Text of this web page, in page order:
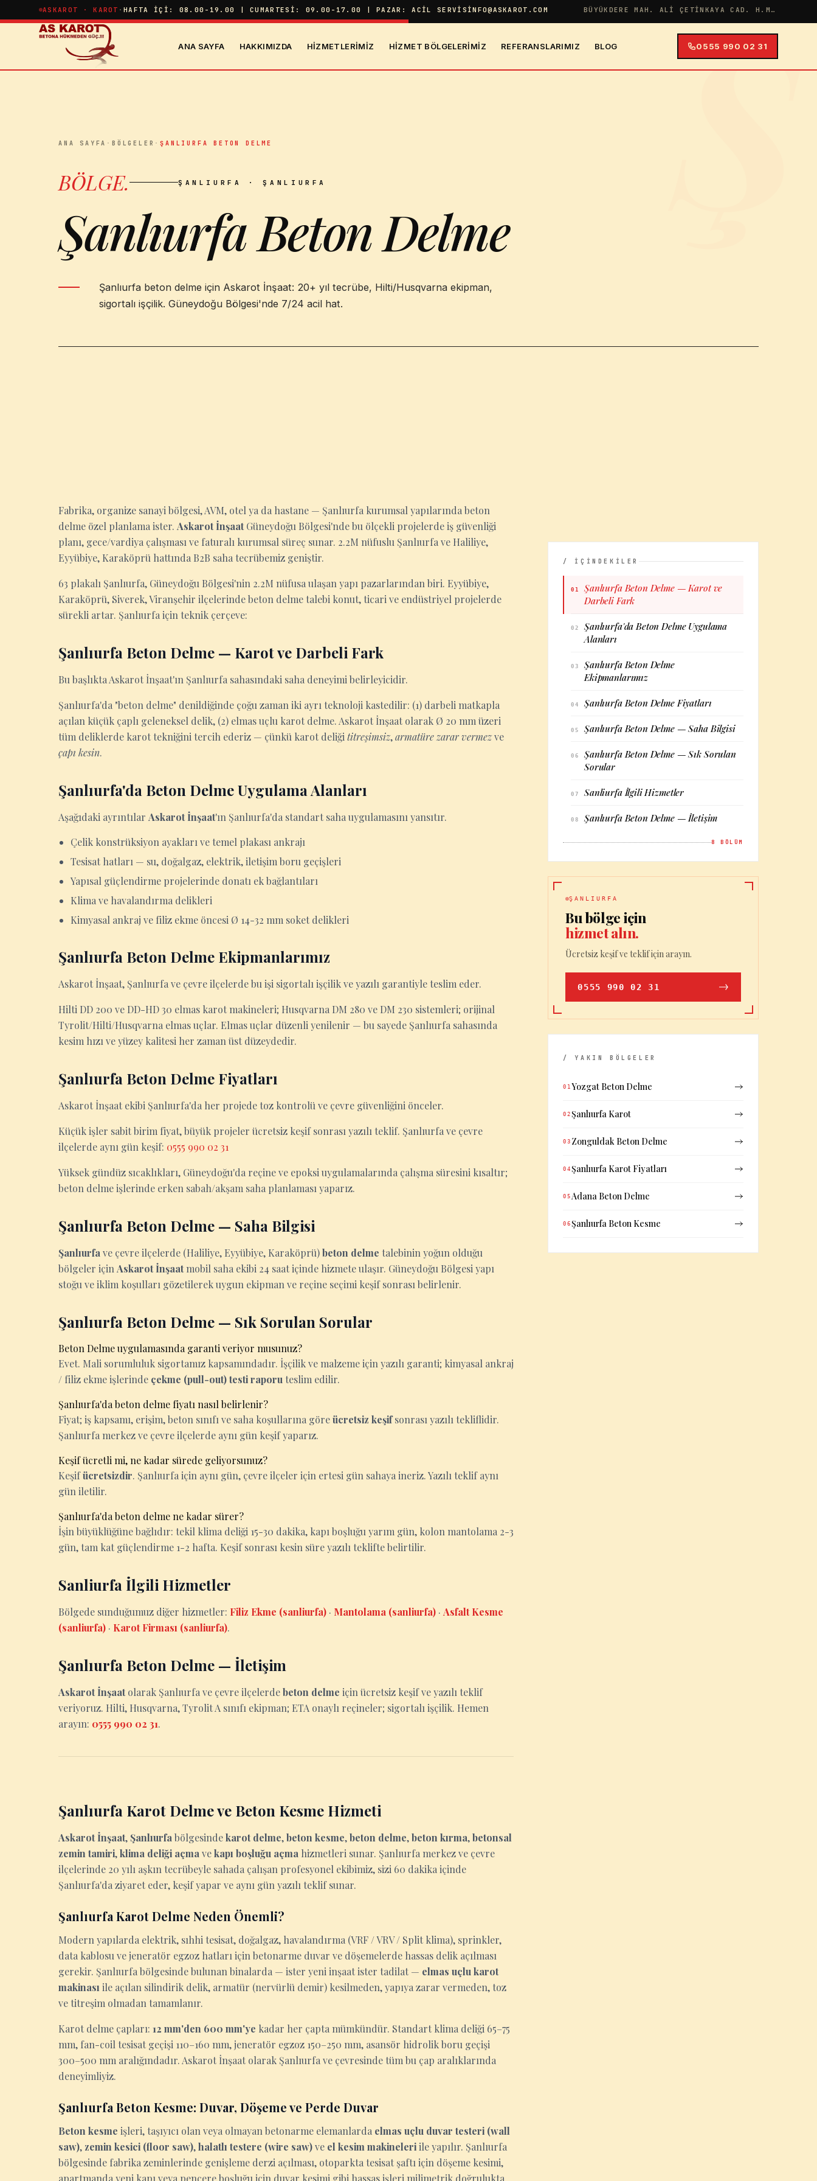
İçeriğe atlaASKAROT · KAROT ·HAFTA İÇI: 08.00-19.00 | CUMARTESI: 09.00-17.00 | PAZAR: ACIL SERVIS INFO@ASKAROT.COM BÜYÜKDERE MAH. ALI ÇETINKAYA CAD. H.MERYEM APT NO:38 İÇ KAPI NO:4
ANA SAYFA HAKKIMIZDA HIZMETLERIMIZ HIZMET BÖLGELERIMIZ REFERANSLARIMIZ BLOG 0555 990 02 31
Ş
ANA SAYFA ·BÖLGELER ·ŞANLIURFA BETON DELME
BÖLGE. ŞANLIURFA · ŞANLIURFA
Şanlıurfa Beton Delme
Şanlıurfa beton delme için Askarot İnşaat: 20+ yıl tecrübe, Hilti/Husqvarna ekipman,
sigortalı işçilik. Güneydoğu Bölgesi'nde 7/24 acil hat.
Fabrika, organize sanayi bölgesi, AVM, otel ya da hastane — Şanlıurfa kurumsal yapılarında beton
delme özel planlama ister. Askarot İnşaatGüneydoğu Bölgesi'nde bu ölçekli projelerde iş güvenliği
planı, gece/vardiya çalışması ve faturalı kurumsal süreç sunar. 2.2M nüfuslu Şanlıurfa ve Haliliye,
Eyyübiye, Karaköprü hattında B2B saha tecrübemiz geniştir.
63 plakalı Şanlıurfa, Güneydoğu Bölgesi'nin 2.2M nüfusa ulaşan yapı pazarlarından biri. Eyyübiye,
Karaköprü, Siverek, Viranşehir ilçelerinde beton delme talebi konut, ticari ve endüstriyel projelerde
sürekli artar. Şanlıurfa için teknik çerçeve:
Şanlıurfa Beton Delme — Karot ve Darbeli Fark
Bu başlıkta Askarot İnşaat'ın Şanlıurfa sahasındaki saha deneyimi belirleyicidir.
Şanlıurfa'da "beton delme" denildiğinde çoğu zaman iki ayrı teknoloji kastedilir: (1) darbeli matkapla
açılan küçük çaplı geleneksel delik, (2) elmas uçlu karot delme. Askarot İnşaat olarak Ø 20 mm üzeri
tüm deliklerde karot tekniğini tercih ederiz — çünkü karot deliği titreşimsiz,armatüre zarar vermezve
çapı kesin.
Şanlıurfa'da Beton Delme Uygulama Alanları
Aşağıdaki ayrıntılar Askarot İnşaat'ın Şanlıurfa'da standart saha uygulamasını yansıtır.
Çelik konstrüksiyon ayakları ve temel plakası ankrajı
Tesisat hatları — su, doğalgaz, elektrik, iletişim boru geçişleri
Yapısal güçlendirme projelerinde donatı ek bağlantıları
Klima ve havalandırma delikleri
Kimyasal ankraj ve filiz ekme öncesi Ø 14-32 mm soket delikleri
Şanlıurfa Beton Delme Ekipmanlarımız
Askarot İnşaat, Şanlıurfa ve çevre ilçelerde bu işi sigortalı işçilik ve yazılı garantiyle teslim eder.
Hilti DD 200 ve DD-HD 30 elmas karot makineleri; Husqvarna DM 280 ve DM 230 sistemleri; orijinal
Tyrolit/Hilti/Husqvarna elmas uçlar. Elmas uçlar düzenli yenilenir — bu sayede Şanlıurfa sahasında
kesim hızı ve yüzey kalitesi her zaman üst düzeydedir.
Şanlıurfa Beton Delme Fiyatları
Askarot İnşaat ekibi Şanlıurfa'da her projede toz kontrolü ve çevre güvenliğini önceler.
Küçük işler sabit birim fiyat, büyük projeler ücretsiz keşif sonrası yazılı teklif. Şanlıurfa ve çevre
ilçelerde aynı gün keşif: 0555 990 02 31
Yüksek gündüz sıcaklıkları, Güneydoğu'da reçine ve epoksi uygulamalarında çalışma süresini kısaltır;
beton delme işlerinde erken sabah/akşam saha planlaması yaparız.
Şanlıurfa Beton Delme — Saha Bilgisi
Şanlıurfa ve çevre ilçelerde (Haliliye, Eyyübiye, Karaköprü)beton delme talebinin yoğun olduğu
bölgeler için Askarot İnşaatmobil saha ekibi 24 saat içinde hizmete ulaşır. Güneydoğu Bölgesi yapı
stoğu ve iklim koşulları gözetilerek uygun ekipman ve reçine seçimi keşif sonrası belirlenir.
Şanlıurfa Beton Delme — Sık Sorulan Sorular
Beton Delme uygulamasında garanti veriyor musunuz?
Evet. Mali sorumluluk sigortamız kapsamındadır. İşçilik ve malzeme için yazılı garanti; kimyasal ankraj
/ filiz ekme işlerinde çekme (pull-out) testi raporu teslim edilir.
Şanlıurfa'da beton delme fiyatı nasıl belirlenir?
Fiyat; iş kapsamı, erişim, beton sınıfı ve saha koşullarına göreücretsiz keşifsonrası yazılı tekliflidir.
Şanlıurfa merkez ve çevre ilçelerde aynı gün keşif yaparız.
Keşif ücretli mi, ne kadar sürede geliyorsunuz?
Keşifücretsizdir. Şanlıurfa için aynı gün, çevre ilçeler için ertesi gün sahaya ineriz. Yazılı teklif aynı
gün iletilir.
Şanlıurfa'da beton delme ne kadar sürer?
İşin büyüklüğüne bağlıdır: tekil klima deliği 15-30 dakika, kapı boşluğu yarım gün, kolon mantolama 2-3
gün, tam kat güçlendirme 1-2 hafta. Keşif sonrası kesin süre yazılı teklifte belirtilir.
Sanliurfa İlgili Hizmetler
Bölgede sunduğumuz diğer hizmetler: Filiz Ekme (sanliurfa) · Mantolama (sanliurfa) · Asfalt Kesme
(sanliurfa) · Karot Firması (sanliurfa).
Şanlıurfa Beton Delme — İletişim
Askarot İnşaatolarak Şanlıurfa ve çevre ilçelerdebeton delme için ücretsiz keşif ve yazılı teklif
veriyoruz. Hilti, Husqvarna, Tyrolit A sınıfı ekipman; ETA onaylı reçineler; sigortalı işçilik. Hemen
arayın: 0555 990 02 31.
Şanlıurfa Karot Delme ve Beton Kesme Hizmeti
Askarot İnşaat, Şanlıurfa bölgesindekarot delme,beton kesme,beton delme,beton kırma,betonsal
zemin tamiri,klima deliği açma vekapı boşluğu açma hizmetleri sunar. Şanlıurfa merkez ve çevre
ilçelerinde 20 yılı aşkın tecrübeyle sahada çalışan profesyonel ekibimiz, sizi 60 dakika içinde
Şanlıurfa'da ziyaret eder, keşif yapar ve aynı gün yazılı teklif sunar.
Şanlıurfa Karot Delme Neden Önemli?
Modern yapılarda elektrik, sıhhi tesisat, doğalgaz, havalandırma (VRF / VRV / Split klima), sprinkler,
data kablosu ve jeneratör egzoz hatları için betonarme duvar ve döşemelerde hassas delik açılması
gerekir. Şanlıurfa bölgesinde bulunan binalarda — ister yeni inşaat ister tadilat — elmas uçlu karot
makinası ile açılan silindirik delik, armatür (nervürlü demir) kesilmeden, yapıya zarar vermeden, toz
ve titreşim olmadan tamamlanır.
Karot delme çapları: 12 mm'den 600 mm'ye kadar her çapta mümkündür. Standart klima deliği 65–75
mm, fan-coil tesisat geçişi 110–160 mm, jeneratör egzoz 150–250 mm, asansör hidrolik boru geçişi
300–500 mm aralığındadır. Askarot İnşaat olarak Şanlıurfa ve çevresinde tüm bu çap aralıklarında
deneyimliyiz.
Şanlıurfa Beton Kesme: Duvar, Döşeme ve Perde Duvar
Beton kesme işleri, taşıyıcı olan veya olmayan betonarme elemanlarda elmas uçlu duvar testeri (wall
saw), zemin kesici (floor saw),halatlı testere (wire saw)ve el kesim makineleriile yapılır. Şanlıurfa
bölgesinde fabrika zeminlerinde genişleme derzi açılması, otoparkta tesisat şaftı için döşeme kesimi,
apartmanda yeni kapı veya pencere boşluğu için duvar kesimi gibi hassas işleri milimetrik doğrulukta
/ İÇİNDEKİLER
01
Şanlıurfa Beton Delme — Karot ve
Darbeli Fark
02
Şanlıurfa'da Beton Delme Uygulama
Alanları
03
Şanlıurfa Beton Delme
Ekipmanlarımız
04 Şanlıurfa Beton Delme Fiyatları
05 Şanlıurfa Beton Delme — Saha Bilgisi
06
Şanlıurfa Beton Delme — Sık Sorulan
Sorular
07 Sanliurfa İlgili Hizmetler
08 Şanlıurfa Beton Delme — İletişim
8 BÖLÜM
ŞANLIURFA
Bu bölge için
hizmet alın.
Ücretsiz keşif ve teklif için arayın.
0555 990 02 31
/ YAKIN BÖLGELER
01 Yozgat Beton Delme
02 Şanlıurfa Karot
03 Zonguldak Beton Delme
04 Şanlıurfa Karot Fiyatları
05 Adana Beton Delme
06 Şanlıurfa Beton Kesme